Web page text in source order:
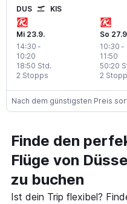
DUS KIS
Mi 23.9.
14:30 -
10:20
2 Stopps
18:50 Std.
So
10:30 -
11:50
2
50:20
Nach dem günstigsten Preis
Finde den
Flüge von
zu buchen
Ist dein Trip flexibel?